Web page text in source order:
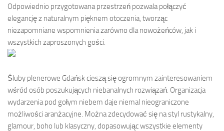
Odpowiednio przygotowana przestrzeń pozwala połączyć
elegancję z naturalnym pięknem otoczenia, tworząc
niezapomniane wspomnienia zarówno dla nowożeńców, jak i
wszystkich zaproszonych gości.
Śluby plenerowe Gdańsk cieszą się ogromnym zainteresowaniem
wśród osób poszukujących niebanalnych rozwiązań. Organizacja
wydarzenia pod gołym niebem daje niemal nieograniczone
możliwości aranżacyjne. Można zdecydować się na styl rustykalny,
glamour, boho lub klasyczny, dopasowując wszystkie elementy